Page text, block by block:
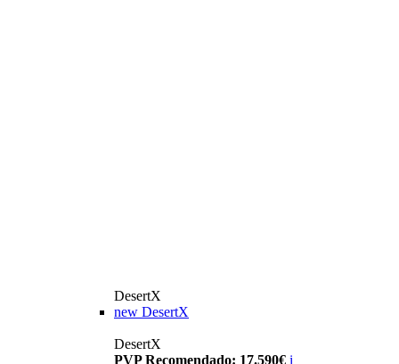
DesertX
new DesertX
DesertX
PVP Recomendado: 17.590€ i